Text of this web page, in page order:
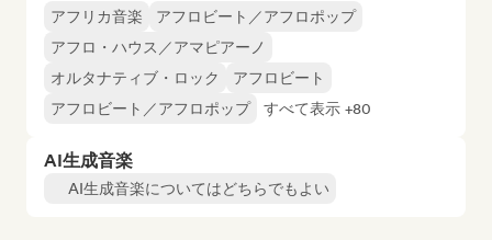
アフリカ音楽
アフロビート／アフロポップ
アフロ・ハウス／アマピアーノ
オルタナティブ・ロック
アフロビート
アフロビート／アフロポップ
すべて表示 +80
AI生成音楽
AI生成音楽についてはどちらでもよい